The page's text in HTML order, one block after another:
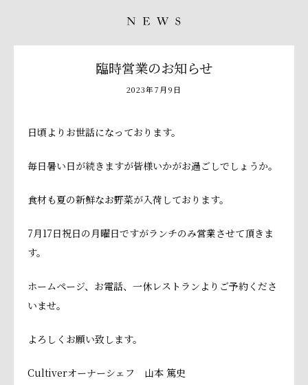
臨時営業のお知らせ
2023年7月9日
日頃よりお世話になっております。
毎日暑い日が続きますが皆様いかがお過ごしでしょうか。
食材も夏の新鮮なお野菜が入荷しております。
7月17日祝日の月曜日ですがランチのみ営業させて頂きま
す。
ホームページ、お電話、一休レストランよりご予約くださ
いませ。
よろしくお願い致します。
Cultiverオーナーシェフ 山本 篤史